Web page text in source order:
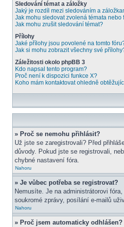
Sledování témat a záložky
Jaký je rozdíl mezi sledováním a
Jak mohu sledovat zvolená témata nebo
Jak mohu zrušit sledování témat?
Přílohy
Jaké přílohy jsou povolené na tomto
Jak si mohu zobrazit všechny své
Záležitosti okolo phpBB 3
Kdo napsal tento program?
Proč není k dispozici funkce X?
Koho mám kontaktovat ohledně
» Proč se nemohu přihlásit?
Už jste se zaregistrovali? Před
důvody. Pokud jste se registrovali,
chybné nastavení fóra.
Nahoru
» Je vůbec potřeba se registrovat?
Nemusíte. Je na administrátorovi
soukromé zprávy, posílání e-mailů
Nahoru
» Proč jsem automaticky odhlášen?